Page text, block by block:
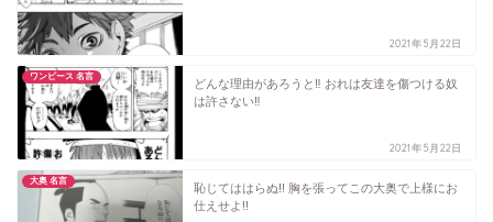
2021年5月22日
ワンピース 名言
どんな理由があろうと‼ おれは友達を傷つける奴
は許さない‼
2021年5月22日
大奥 名言
恥じてははらぬ!! 胸を張ってこの大奥で上様にお
仕えせよ!!